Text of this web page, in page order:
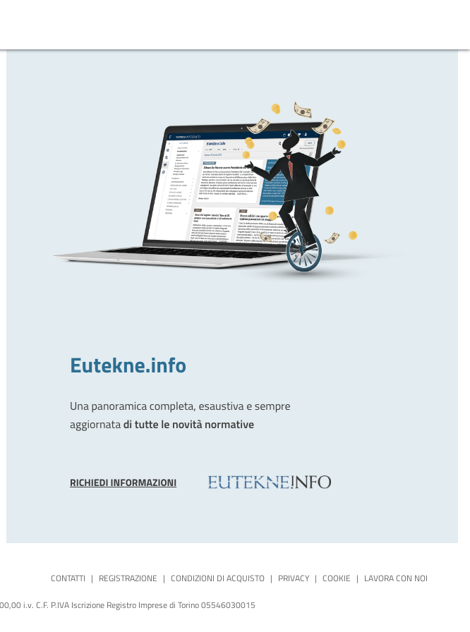
CONTATTI | REGISTRAZIONE | CONDIZIONI DI ACQUISTO | PRIVACY | COOKIE | LAVORA CON NOI
i.v. C.F. P.IVA Iscrizione Registro Imprese di Torino 05546030015